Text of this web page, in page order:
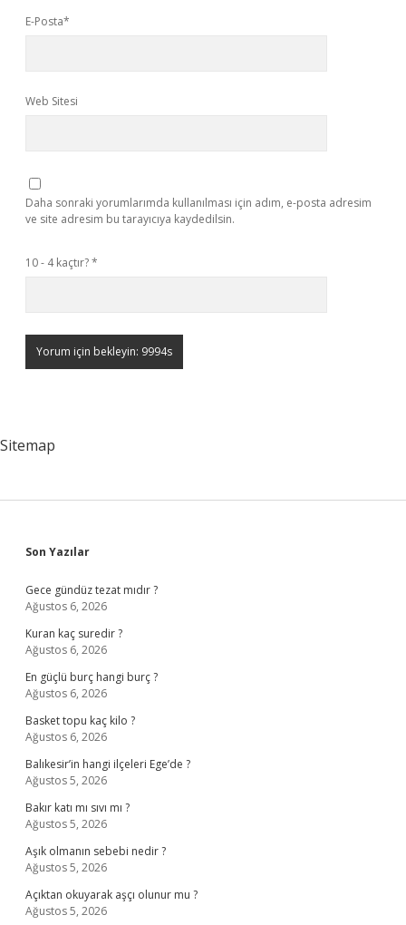
E-Posta*
Web Sitesi
Daha sonraki yorumlarımda kullanılması için adım, e-posta adresim
ve site adresim bu tarayıcıya kaydedilsin.
10 - 4 kaçtır?*
Sitemap
Sidebar
Son Yazılar
Gece gündüz tezat mıdır ?
Ağustos 6, 2026
Kuran kaç suredir ?
Ağustos 6, 2026
En güçlü burç hangi burç ?
Ağustos 6, 2026
Basket topu kaç kilo ?
Ağustos 6, 2026
Balıkesir’in hangi ilçeleri Ege’de ?
Ağustos 5, 2026
Bakır katı mı sıvı mı ?
Ağustos 5, 2026
Aşık olmanın sebebi nedir ?
Ağustos 5, 2026
Açıktan okuyarak aşçı olunur mu ?
Ağustos 5, 2026